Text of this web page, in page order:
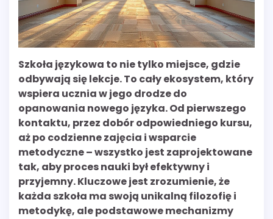
Szkoła językowa to nie tylko miejsce, gdzie
odbywają się lekcje. To cały ekosystem, który
wspiera ucznia w jego drodze do
opanowania nowego języka. Od pierwszego
kontaktu, przez dobór odpowiedniego kursu,
aż po codzienne zajęcia i wsparcie
metodyczne – wszystko jest zaprojektowane
tak, aby proces nauki był efektywny i
przyjemny. Kluczowe jest zrozumienie, że
każda szkoła ma swoją unikalną filozofię i
metodykę, ale podstawowe mechanizmy